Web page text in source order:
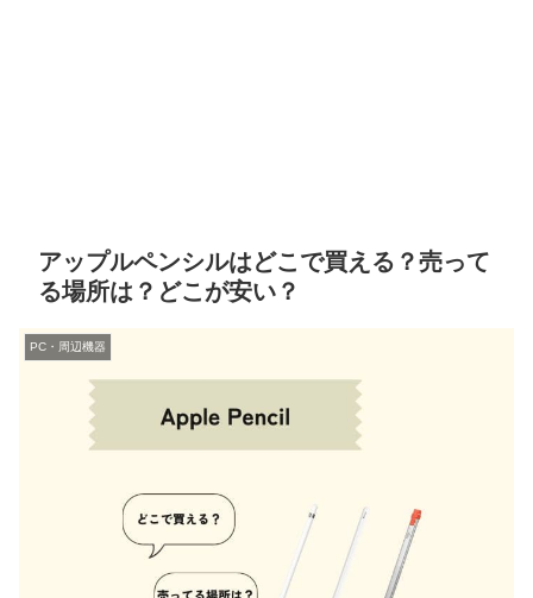
アップルペンシルはどこで買える？売って
る場所は？どこが安い？
PC・周辺機器